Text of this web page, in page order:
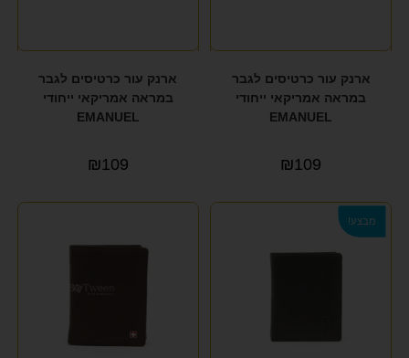
ארנק עור כרטיסים לגבר
במראה אמריקאי ייחודי
EMANUEL
₪109
ארנק עור כרטיסים לגבר
במראה אמריקאי ייחודי
EMANUEL
₪109
מבצע!